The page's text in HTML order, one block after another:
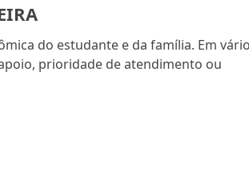
do estudante e da família. Em
prioridade de atendimento ou